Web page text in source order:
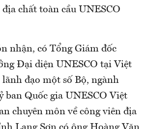
chất toàn cầu UNESCO
nhận, có Tổng Giám đốc
Đại diện UNESCO tại Việt
đạo một số Bộ, ngành
ban Quốc gia UNESCO Việt
chuyên môn về công viên địa